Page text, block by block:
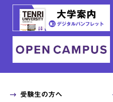
受験生の方へ